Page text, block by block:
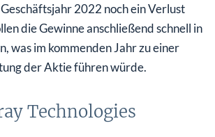
2022 noch ein Verlust
die Gewinne anschließend schnell in
was im kommenden Jahr zu einer
der Aktie führen würde.
Technologies